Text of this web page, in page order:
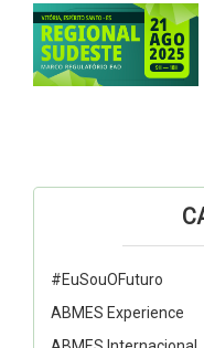
#EuSouOFuturo
ABMES Experience